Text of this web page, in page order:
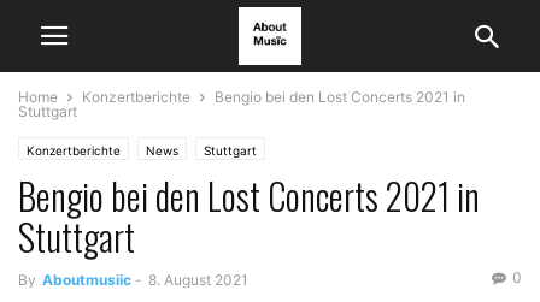
Home Konzertberichte
Bengio bei den Lost Concerts 2021 in
Stuttgart
Konzertberichte News Stuttgart
Bengio bei den Lost Concerts 2021 in
Stuttgart
By Aboutmusiic - 8. August 2021 0